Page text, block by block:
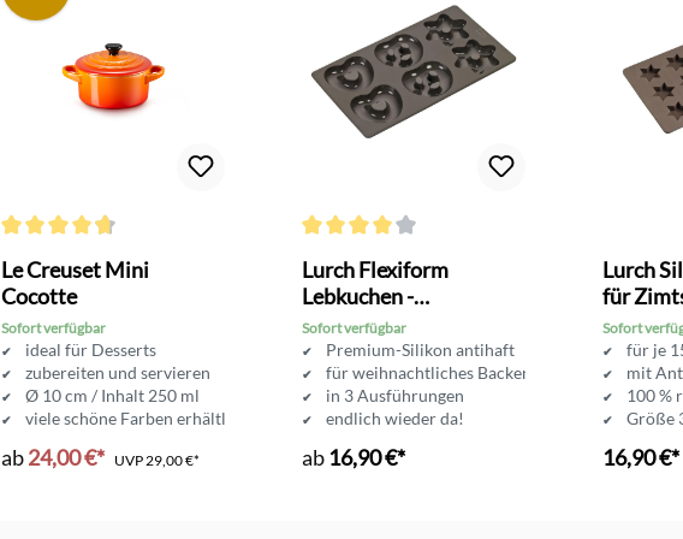
Le Creuset Mini
Cocotte
Sofort verfügbar
ideal für Desserts
zubereiten und servieren
Ø 10 cm / Inhalt 250 ml
viele schöne Farben erhältlich
ab24,00 €* UVP29,00 €*
Lurch Flexiform
Lebkuchen -
Silikonbackform
Sofort verfügbar
Premium-Silikon antihaft
für weihnachtliches Backen
in 3 Ausführungen
endlich wieder da!
ab 16,90 €*
Lurch
für
Sofort
für je
mit
100 %
Größe
16,90 €*